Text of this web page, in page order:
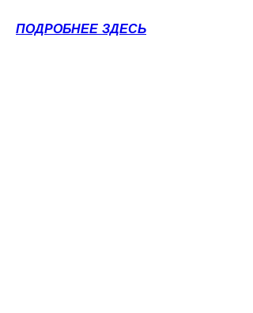
ПОДРОБНЕЕ ЗДЕСЬ